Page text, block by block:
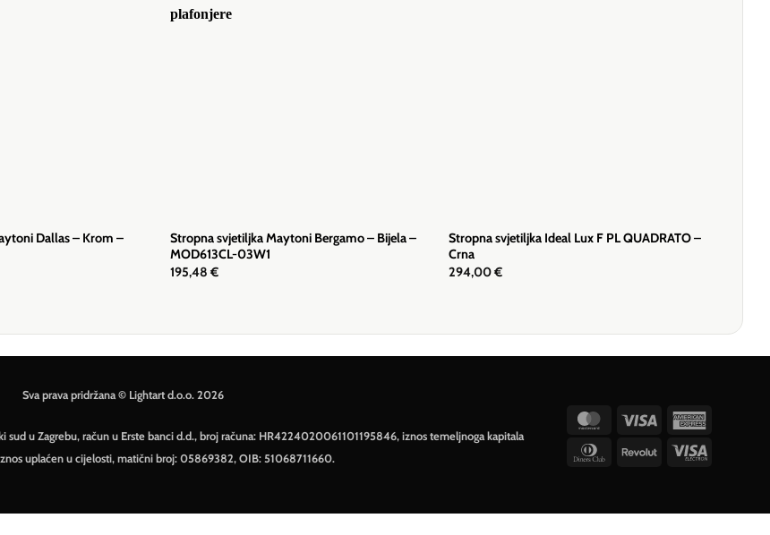
Dallas – Krom –
Stropna svjetiljka Maytoni Bergamo – Bijela –
MOD613CL-03W1
195,48€
Stropna svjetiljka Ideal Lux F PL QUADRATO –
Crna
294,00€
Sva prava pridržana © Lightart d.o.o. 2026
sud u Zagrebu, račun u Erste banci d.d., broj računa: HR4224020061101195846, iznos temeljnoga kapitala
uplaćen u cijelosti, matični broj: 05869382, OIB: 51068711660.
MasterCard
Visa
DinnersRevolutVisa